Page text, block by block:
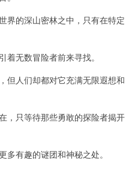
的深山密林之中，只有在特定
无数冒险者前来寻找。
人们却都对它充满无限遐想和
只等待那些勇敢的探险者揭开
有趣的谜团和神秘之处。